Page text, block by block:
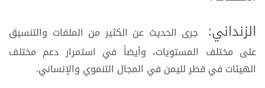
الزنداني: جرى الحديث عن الكثير من الملفات والتنسيق
على مختلف المستويات، وأيضاً في استمرار دعم مختلف
الهيئات في قطر لليمن في المجال التنموي والإنساني.